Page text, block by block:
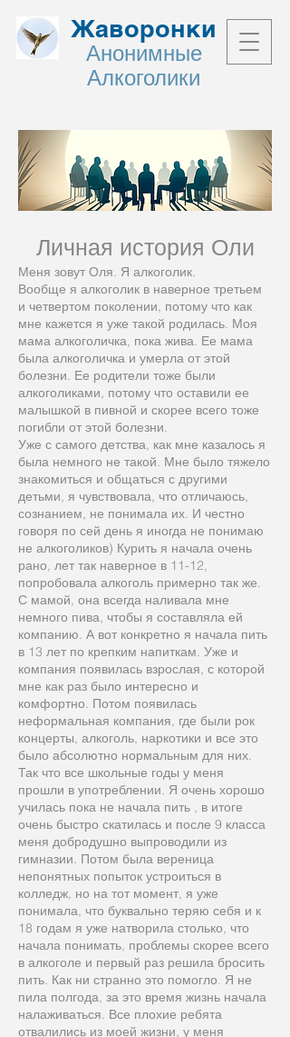
Жаворонки
Анонимные
Алкоголики
Личная история Оли
Меня зовут Оля. Я алкоголик.
Вообще я алкоголик в наверное третьем
и четвертом поколении, потому что как
мне кажется я уже такой родилась. Моя
мама алкоголичка, пока жива. Ее мама
была алкоголичка и умерла от этой
болезни. Ее родители тоже были
алкоголиками, потому что оставили ее
малышкой в пивной и скорее всего тоже
погибли от этой болезни.
Уже с самого детства, как мне казалось я
была немного не такой. Мне было тяжело
знакомиться и общаться с другими
детьми, я чувствовала, что отличаюсь,
сознанием, не понимала их. И честно
говоря по сей день я иногда не понимаю
не алкоголиков) Курить я начала очень
рано, лет так наверное в 11-12,
попробовала алкоголь примерно так же.
С мамой, она всегда наливала мне
немного пива, чтобы я составляла ей
компанию. А вот конкретно я начала пить
в 13 лет по крепким напиткам. Уже и
компания появилась взрослая, с которой
мне как раз было интересно и
комфортно. Потом появилась
неформальная компания, где были рок
концерты, алкоголь, наркотики и все это
было абсолютно нормальным для них.
Так что все школьные годы у меня
прошли в употреблении. Я очень хорошо
училась пока не начала пить , в итоге
очень быстро скатилась и после 9 класса
меня добродушно выпроводили из
гимназии. Потом была вереница
непонятных попыток устроиться в
колледж, но на тот момент, я уже
понимала, что буквально теряю себя и к
18 годам я уже натворила столько, что
начала понимать, проблемы скорее всего
в алкоголе и первый раз решила бросить
пить. Как ни странно это помогло. Я не
пила полгода, за это время жизнь начала
налаживаться. Все плохие ребята
отвалились из моей жизни, у меня